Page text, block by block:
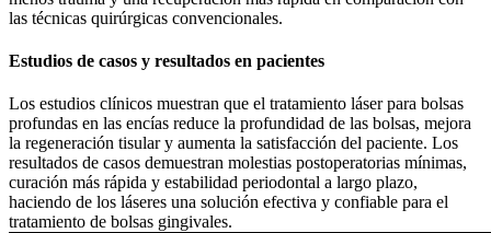
las técnicas quirúrgicas convencionales.
Estudios de casos y resultados en pacientes
Los estudios clínicos muestran que el tratamiento láser para bolsas
profundas en las encías reduce la profundidad de las bolsas, mejora
la regeneración tisular y aumenta la satisfacción del paciente. Los
resultados de casos demuestran molestias postoperatorias mínimas,
curación más rápida y estabilidad periodontal a largo plazo,
haciendo de los láseres una solución efectiva y confiable para el
tratamiento de bolsas gingivales.